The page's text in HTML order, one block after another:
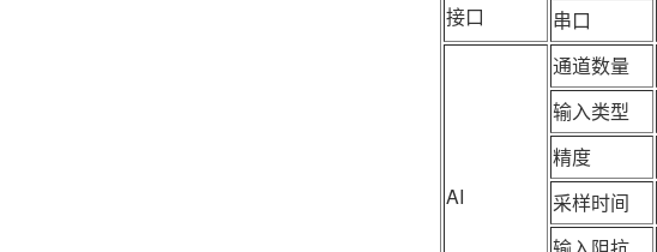
接口
串口
AI
通道数量
输入类型
精度
采样时间